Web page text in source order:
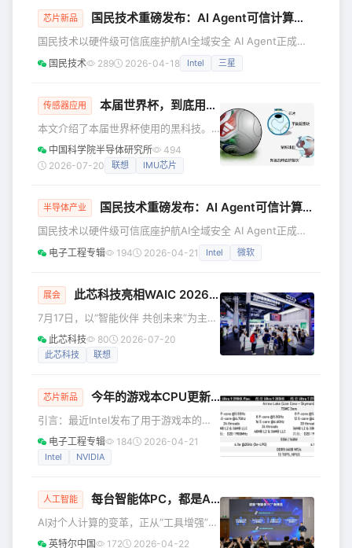
芯片新品 国民技术重磅发布：AI Agent可信计算安全方案
国民技术以硬件级可信底座护航AI全域安全 AI Agent正成为
企业智能化升级的核心入口，深度融入AI算力集群、智算中
规模化部署，Agent安全风险已蔓延至算力基础设施层，主要
表现为：身份凭证被盗用、模型权重被篡改、推理数据被内存
窃取、权限被越权滥用。同时，密钥、模型资产等核心信息在
内存
国民技术 289 2026-04-18 Intel 三星
传感器应用 本届世界杯，到底用了哪些黑科技？
本文介绍了本届世界杯使用的黑科技。
今年这届世界杯，已经进入尾声啦！ 这
届世界杯，是有史以来科技含量最高的
VR/AR、云计算、数字孪生、人工智能
了比赛判罚的准确性，也改变了场外观
众的观赛体验。 今天这篇文章就给大家
些黑科技。 搭载IMU芯片的比赛用球 我
们从赛场
中国科学院半导体研究所
494
2026-07-20
联想 IMU芯片
半导体产业 国民技术重磅发布：AI Agent可信计算安全方案
国民技术以硬件级可信底座护航AI全域安全 AI Agent正成为
企业智能化升级的核心入口，深度融入AI算力集群、智算中
规模化部署，Agent安全风险已蔓延至算力基础设施层，主要
表现为：身份凭证被盗用、模型权重被篡改、推理数据被内存
窃取、权限被越权滥用。同时，密钥、模型资产等核心信息在
内存
电子工程专辑 194 2026-04-21 Intel 微软
展会 此芯科技亮相WAIC 2026，全场景Agentic Compute算力矩阵首秀上海
7月17日，以“智能伙伴 共创未来”为主题
的2026世界人工智能大会（WAIC）在
上海拉开帷幕。作为国产高性能智能体
Station、Agentic Computer、Agentic
全面展示了从底层芯片、操作系统到落
地场景的端、边、云全域协同Agentic
Comp
此芯科技 80 2026-07-20
此芯科技 联想
芯片新品 今年的游戏本CPU更新，Intel没怎么谈性能，重点是在…
引言：最近Intel发布了用于游戏本的酷
睿Ultra 200HX Plus系列处理器，只不
过重点似乎不在芯片本身… 前不久，
Plus系列——电子工程专辑也做了此系
台式机CPU方案、面向高性能游戏本或
电子工程专辑 184 2026-04-21
Intel NVIDIA
人工智能 每台智能体PC，都是AI时代的新入口
AI对个人计算的变革，正从“工具增强”迈
入“智能伙伴”的新阶段。依托于英特尔
英特尔中国 172 2026-04-22